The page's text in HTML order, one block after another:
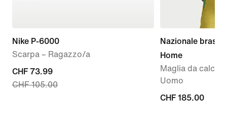
Nike P-6000
Scarpa – Ragazzo/a
current
price
CHF 73.99
CHF 105.00
Nazionale
Home
Maglia da calcio
Uomo
CHF
CHF 185.00